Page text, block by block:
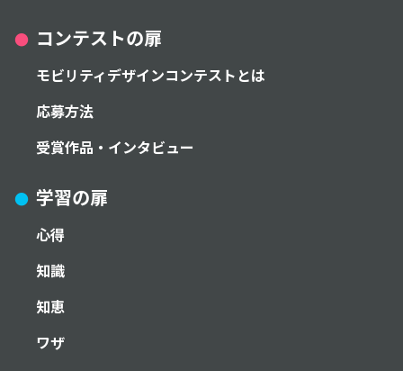
コンテストの扉
モビリティデザインコンテスト とは
応募方法
受賞作品・インタビュー
学習の扉
心得
知識
知恵
ワザ